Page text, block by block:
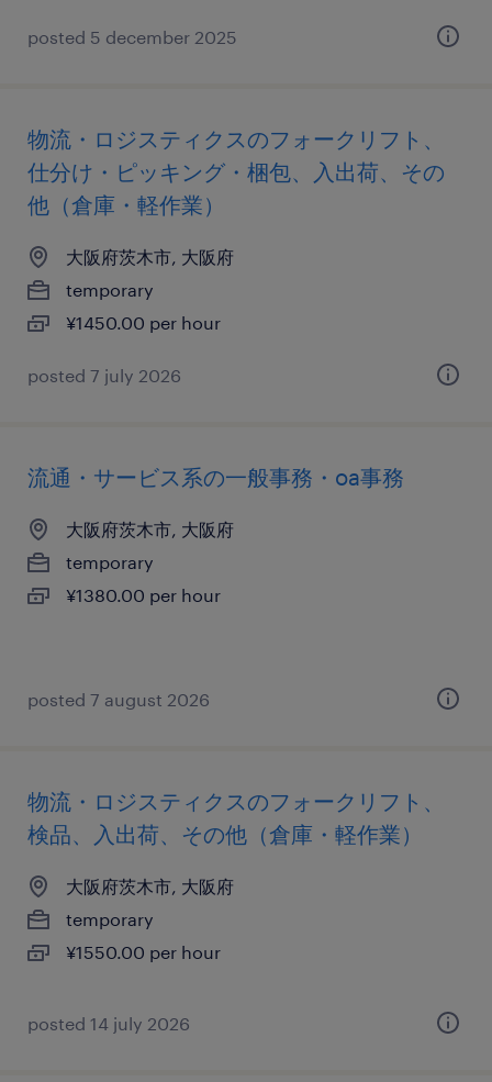
posted 5 december 2025
物流・ロジスティクスのフォークリフト、
仕分け・ピッキング・梱包、入出荷、その
他（倉庫・軽作業）
大阪府茨木市, 大阪府
temporary
¥1450.00 per hour
posted 7 july 2026
流通・サービス系の一般事務・oa事務
大阪府茨木市, 大阪府
temporary
¥1380.00 per hour
posted 7 august 2026
物流・ロジスティクスのフォークリフト、
検品、入出荷、その他（倉庫・軽作業）
大阪府茨木市, 大阪府
temporary
¥1550.00 per hour
posted 14 july 2026